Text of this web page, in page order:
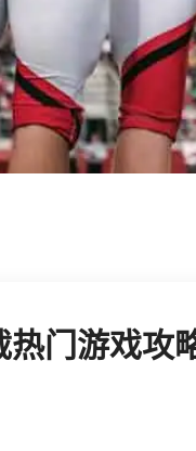
热门游戏攻